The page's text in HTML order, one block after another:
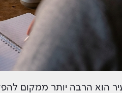
הוא הרבה יותר ממקום